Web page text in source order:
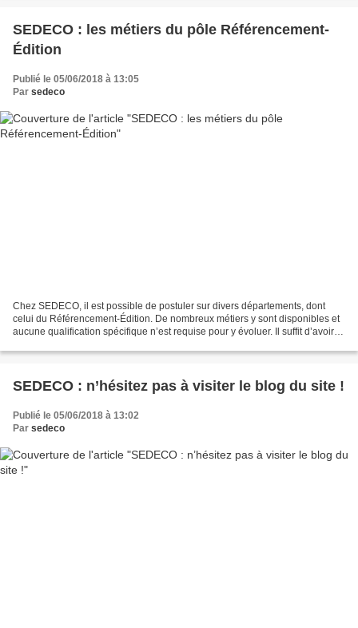
SEDECO : les métiers du pôle Référencement-
Édition
Publié le 05/06/2018 à 13:05
Par sedeco
Chez SEDECO, il est possible de postuler sur divers départements, dont
celui du Référencement-Édition. De nombreux métiers y sont disponibles et
aucune qualification spécifique n’est requise pour y évoluer. Il suffit d’avoir
SEDECO : n’hésitez pas à visiter le blog du site !
Publié le 05/06/2018 à 13:02
Par sedeco